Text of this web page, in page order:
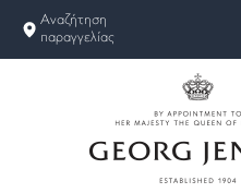
Αναζήτηση
παραγγελίας